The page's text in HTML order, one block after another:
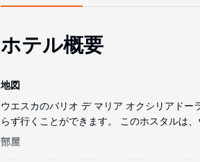
ホテル概要
地図
ウエスカのバリオ デ マリア オクシリアド
らず行くことができます。 このホスタルは
部屋